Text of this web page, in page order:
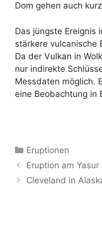
Dom gehen auch
Das jüngste Ereignis
stärkere vulcanische
Da der Vulkan in
nur indirekte
Messdaten möglich.
eine Beobachtung in
Kategorien
Eruptionen
Eruption am Yasur
Cleveland in